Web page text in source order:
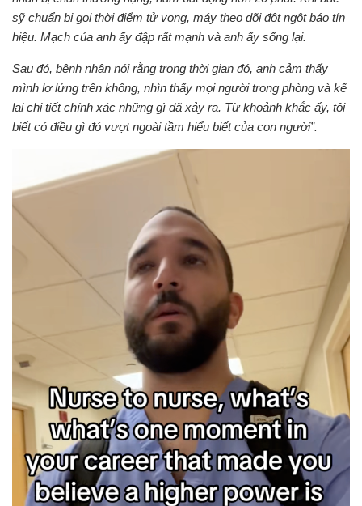
sỹ chuẩn bị gọi thời điểm tử vong, máy theo dõi đột ngột báo tín
hiệu. Mạch của anh ấy đập rất mạnh và anh ấy sống lại.
Sau đó, bệnh nhân nói rằng trong thời gian đó, anh cảm thấy
mình lơ lửng trên không, nhìn thấy mọi người trong phòng và kể
lại chi tiết chính xác những gì đã xảy ra. Từ khoảnh khắc ấy, tôi
biết có điều gì đó vượt ngoài tầm hiểu biết của con người”.